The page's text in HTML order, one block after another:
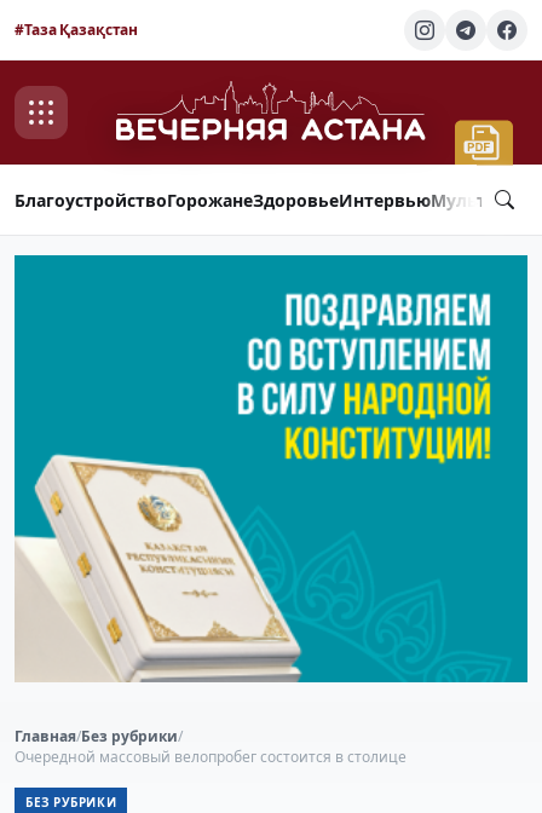
#Таза Қазақстан
БлагоустройствоГорожанеЗдоровьеИнтервью
Главная/Без рубрики/
Очередной массовый велопробег состоится в столице
БЕЗ РУБРИКИ